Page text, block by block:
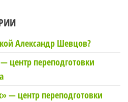
Александр Шевцов?
центр переподготовки
— центр переподготовки